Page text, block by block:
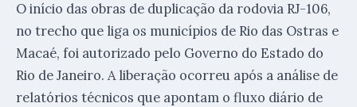
O início das obras de duplicação da rodovia RJ-106,
no trecho que liga os municípios de Rio das Ostras e
Macaé, foi autorizado pelo Governo do Estado do
Rio de Janeiro. A liberação ocorreu após a análise de
relatórios técnicos que apontam o fluxo diário de